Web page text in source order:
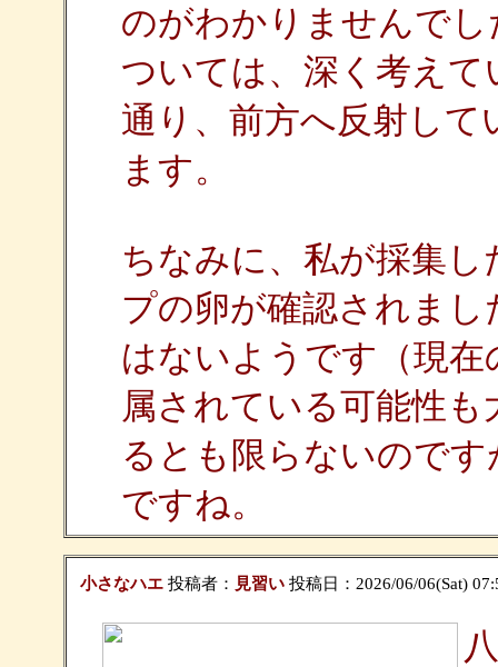
のがわかりませんで
ついては、深く考え
通り、前方へ反射し
ます。
ちなみに、私が採集
プの卵が確認されま
はないようです（現
属されている可能性
るとも限らないので
ですね。
小さなハエ投稿者： 見習い投稿日：2026/06/06(Sat)